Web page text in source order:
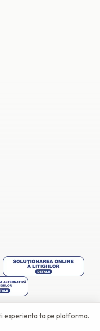
experienta ta pe platforma.